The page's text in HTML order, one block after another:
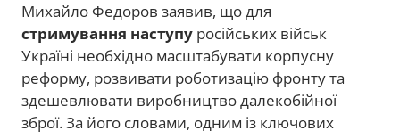
Михайло Федоров заявив, що для
стримування наступу російських військ
Україні необхідно масштабувати корпусну
реформу, розвивати роботизацію фронту та
здешевлювати виробництво далекобійної
зброї. За його словами, одним із ключових